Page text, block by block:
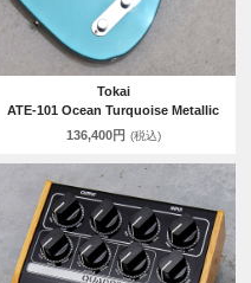
Tokai
ATE-101 Ocean Turquoise Metallic
136,400円 (税込)